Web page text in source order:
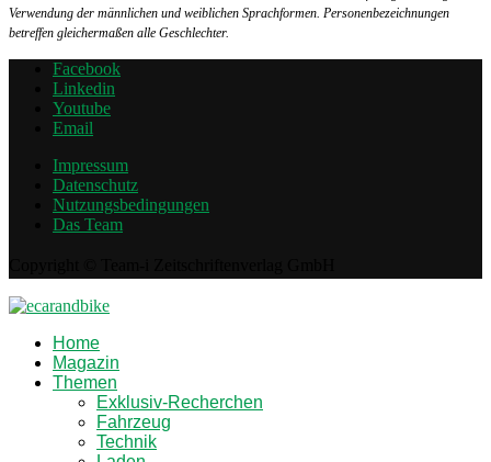
Verwendung der männlichen und weiblichen Sprachformen. Personenbezeichnungen
betreffen gleichermaßen alle Geschlechter.
Facebook
Linkedin
Youtube
Email
Impressum
Datenschutz
Nutzungsbedingungen
Das Team
Home
Magazin
Themen
Exklusiv-Recherchen
Fahrzeug
Technik